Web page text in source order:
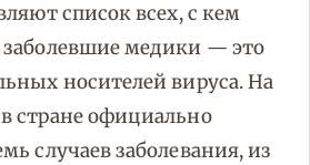
список всех, с кем
заболевшие медики — это
носителей вируса. На
стране официально
случаев заболевания, из